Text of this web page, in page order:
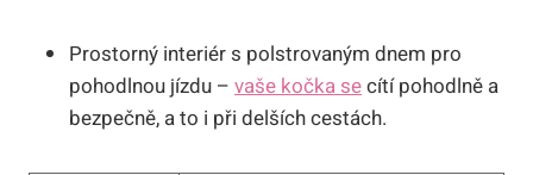
Prostorný interiér s polstrovaným dnem pro
pohodlnou jízdu – vaše kočka secítí pohodlně a
bezpečně, a to i při delších cestách.